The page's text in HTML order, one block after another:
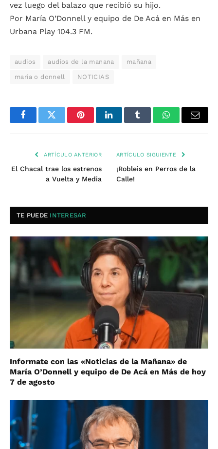
vez luego del balazo que recibió su hijo.
Por María O’Donnell y equipo de De Acá en Más en
Urbana Play 104.3 FM.
audios audios de la manana mañana
maria o donnell NOTICIAS
FacebookTwitter PinterestLinkedInTumblr WhatsAppEmail
ARTÍCULO ANTERIOR
El Chacal trae los estrenos
a Vuelta y Media
ARTÍCULO SIGUIENTE
¡Robleis en Perros de la
Calle!
TE PUEDE INTERESAR
Informate con las «Noticias de la Mañana» de
María O’Donnell y equipo de De Acá en Más de hoy
7 de agosto